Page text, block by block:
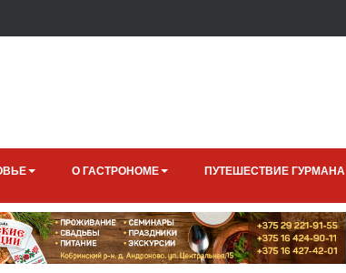
О ГАСТРОНОМЕ ПУТЕШЕСТВИЕ ГУРМАНА